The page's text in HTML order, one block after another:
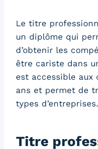
Le titre
un diplôme qui
d’obtenir les
être cariste dans
est accessible aux
ans et permet de
types d’entreprises.
Titre